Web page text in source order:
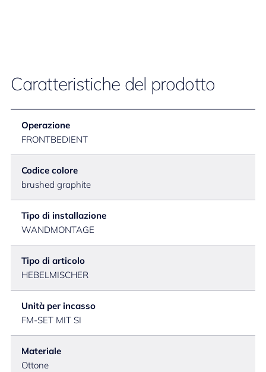
Caratteristiche del prodotto
Operazione
FRONTBEDIENT
Codice colore
brushed graphite
Tipo di installazione
WANDMONTAGE
Tipo di articolo
HEBELMISCHER
Unità per incasso
FM-SET MIT SI
Materiale
Ottone